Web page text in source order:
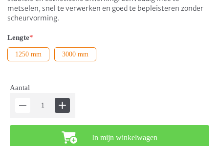
metselen, snel te verwerken en goed te bepleisteren zonder
scheurvorming.
Lengte*
1250 mm 3000 mm
Aantal
In mijn winkelwagen